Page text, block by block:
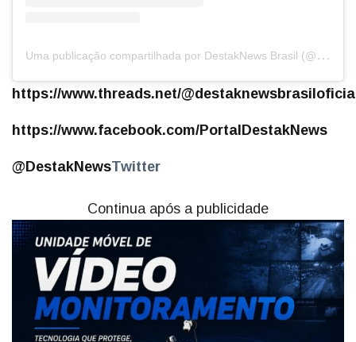
U
ma publicação compartilhada por DestakNews Brasil (@destaknewsbrasiloficial)
https://www.threads.net/
https://www.facebook.com/PortalDestakNews
@DestakNewsTwitter
Continua após a publicidade